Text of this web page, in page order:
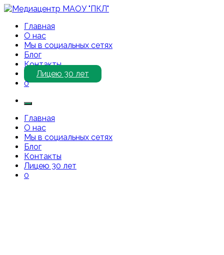
Перейти
содержимому
Медиацентр МАОУ "ПКЛ"
Приветствуем Вас на нашем сайте!
Главная
О нас
Мы в социальных сетях
Блог
Контакты
Лицею 30 лет
0
Главная
О нас
Мы в социальных сетях
Блог
Контакты
Лицею 30 лет
0